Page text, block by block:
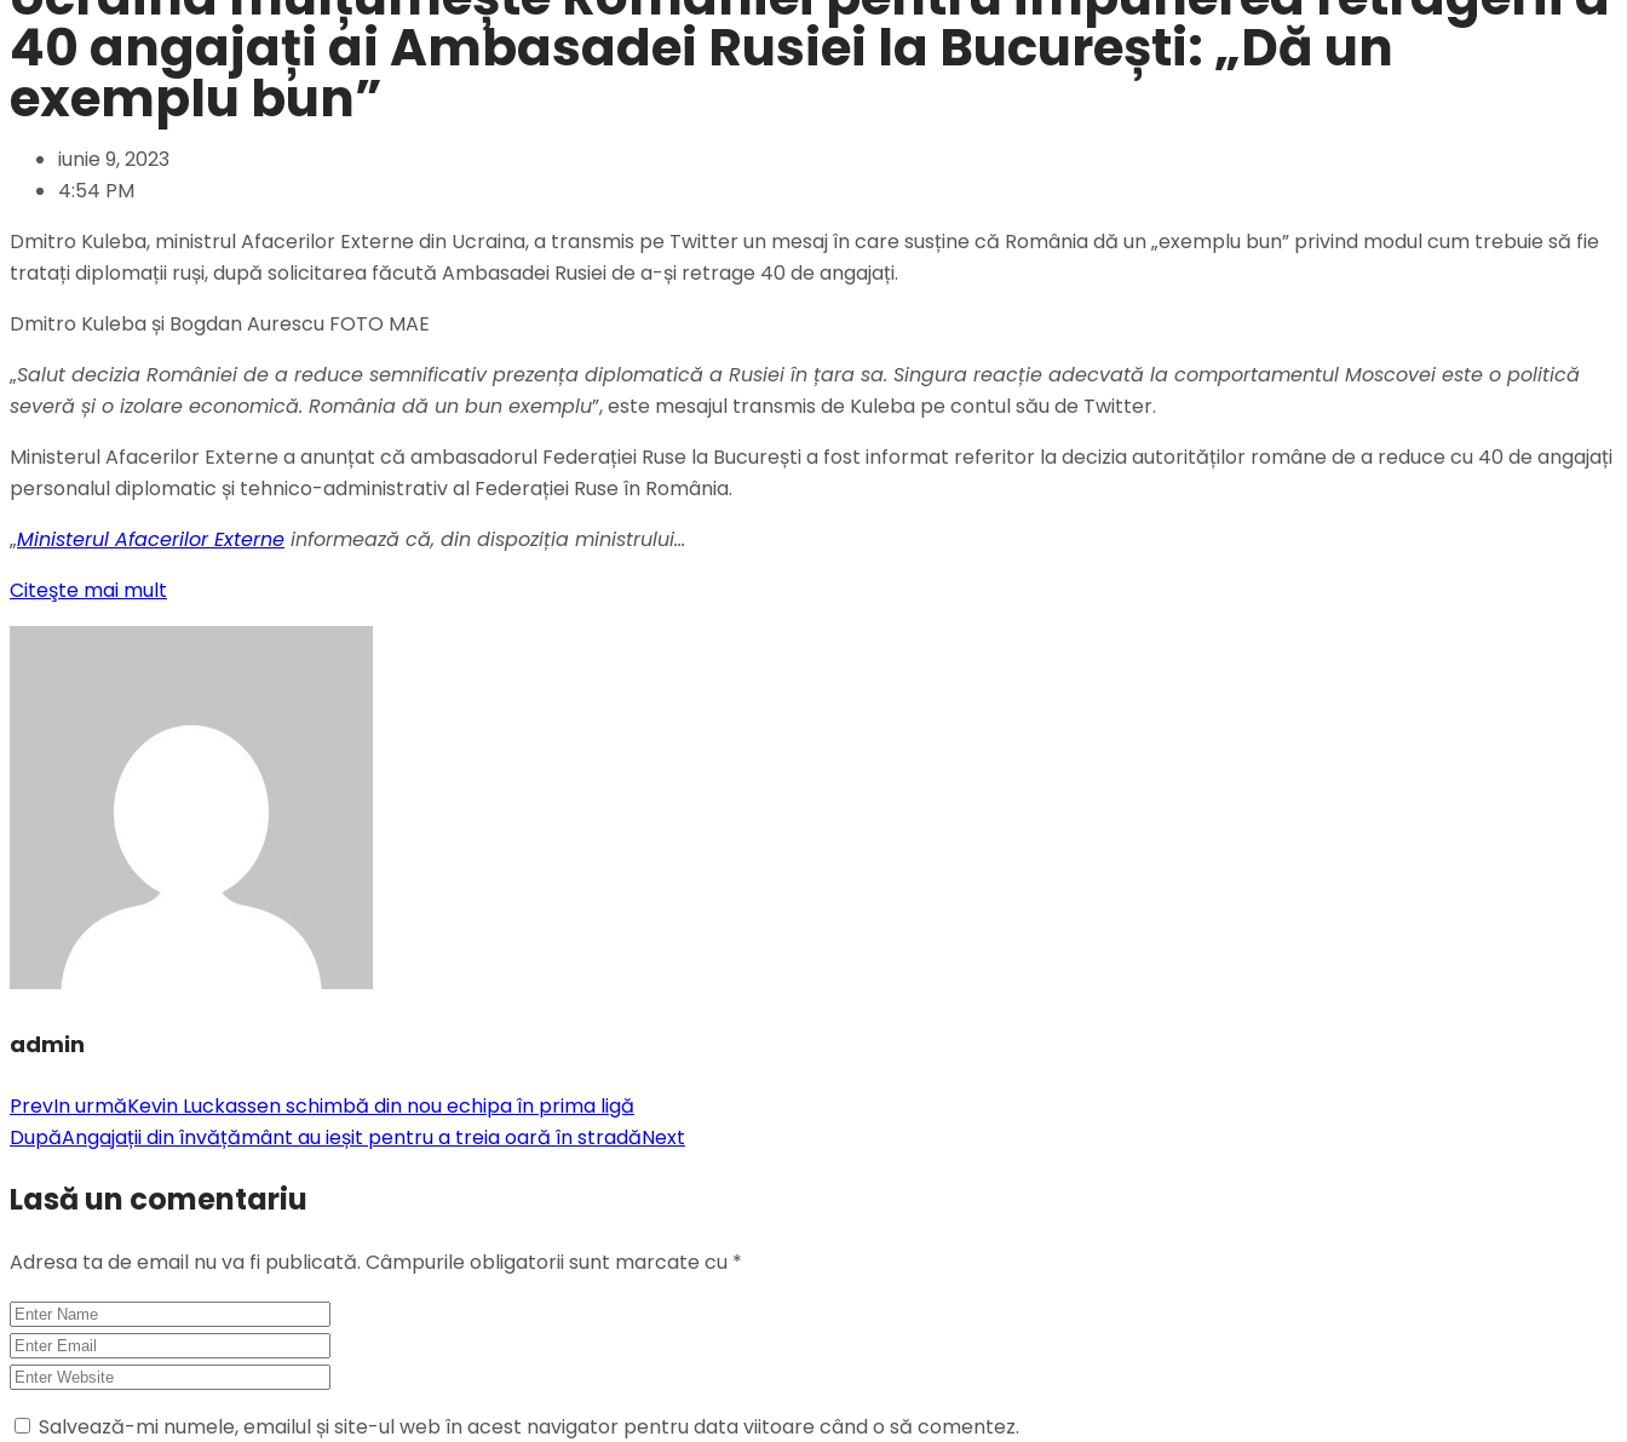
40 angajați ai Ambasadei Rusiei la București: „Dă un
exemplu bun”
iunie 9, 2023
4:54 PM
Dmitro Kuleba, ministrul Afacerilor Externe din Ucraina, a transmis pe Twitter un mesaj în care susține că România dă un „exemplu bun” privind modul cum trebuie să fie
tratați diplomații ruși, după solicitarea făcută Ambasadei Rusiei de a-și retrage 40 de angajați.
Dmitro Kuleba și Bogdan Aurescu FOTO MAE
„Salut decizia României de a reduce semnificativ prezența diplomatică a Rusiei în țara sa. Singura reacție adecvată la comportamentul Moscovei este o politică
severă și o izolare economică. România dă un bun exemplu”, este mesajul transmis de Kuleba pe contul său de Twitter.
Ministerul Afacerilor Externe a anunțat că ambasadorul Federației Ruse la București a fost informat referitor la decizia autorităților române de a reduce cu 40 de angajați
personalul diplomatic și tehnico-administrativ al Federației Ruse în România.
„Ministerul Afacerilor Externe informează că, din dispoziția ministrului…
Citeşte mai mult
admin
PrevIn urmăKevin Luckassen schimbă din nou echipa în prima ligă
DupăAngajații din învățământ au ieșit pentru a treia oară în stradăNext
Lasă un comentariu
Adresa ta de email nu va fi publicată. Câmpurile obligatorii sunt marcate cu *
Salvează-mi numele, emailul și site-ul web în acest navigator pentru data viitoare când o să comentez.